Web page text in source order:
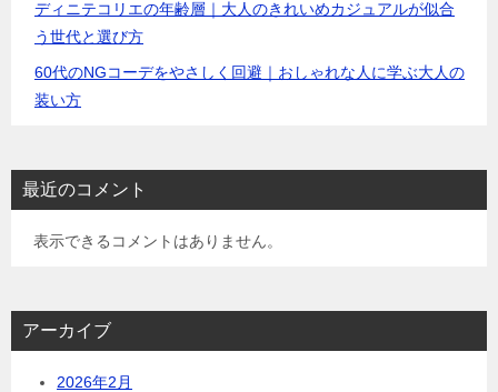
ディニテコリエの年齢層｜大人のきれいめカジュアルが似合
う世代と選び方
60代のNGコーデをやさしく回避｜おしゃれな人に学ぶ大人の
装い方
最近のコメント
表示できるコメントはありません。
アーカイブ
2026年2月